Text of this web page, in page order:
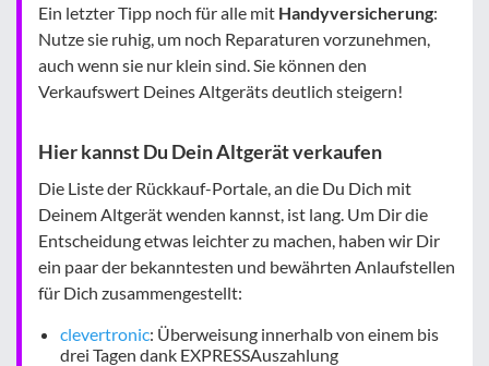
Ein letzter Tipp noch für alle mit Handyversicherung:
Nutze sie ruhig, um noch Reparaturen vorzunehmen,
auch wenn sie nur klein sind. Sie können den
Verkaufswert Deines Altgeräts deutlich steigern!
Hier kannst Du Dein Altgerät verkaufen
Die Liste der Rückkauf-Portale, an die Du Dich mit
Deinem Altgerät wenden kannst, ist lang. Um Dir die
Entscheidung etwas leichter zu machen, haben wir Dir
ein paar der bekanntesten und bewährten Anlaufstellen
für Dich zusammengestellt:
clevertronic: Überweisung innerhalb von einem bis
drei Tagen dank EXPRESSAuszahlung